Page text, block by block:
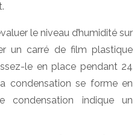
le niveau d’humidité sur
un carré de film plastique
le en place pendant 24
condensation se forme en
condensation indique un